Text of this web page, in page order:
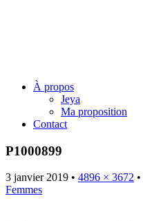
Menu
Skip
À propos
Jeya
Ma proposition
Contact
P1000899
3 janvier 2019 • 4896 × 3672 •
Femmes